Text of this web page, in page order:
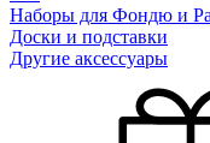
Наборы для Фондю и
Доски и подставки
Другие аксессуары